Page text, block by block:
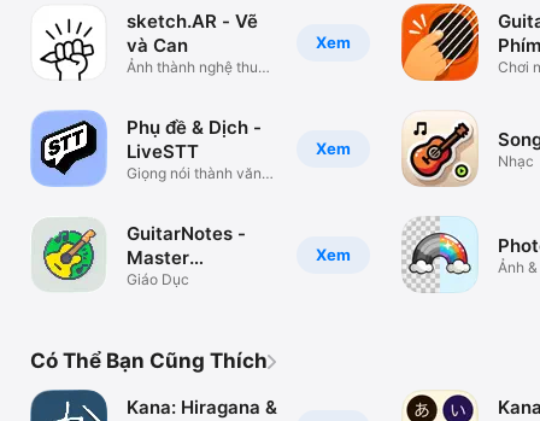
Xem
sketch.AR - Vẽ
và Can
Ảnh thành nghệ thuật
Xem
Phụ đề & Dịch -
LiveSTT
Giọng nói thành văn &
Xem
GuitarNotes -
Master
Fretboard
Giáo Dục
Chơi
Nhạc
Ảnh
Có Thể Bạn Cũng Thích
Kana: Hiragana &